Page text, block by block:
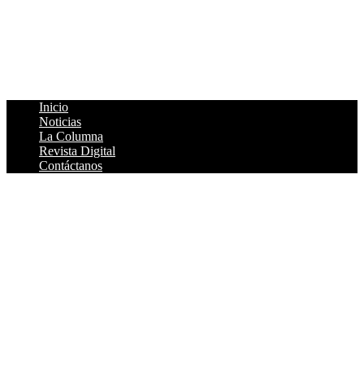
Inicio
Noticias
La Columna
Revista Digital
Contáctanos